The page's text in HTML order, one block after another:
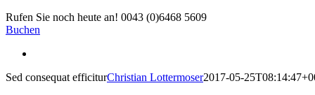
Facebook
E-
Mail
Rufen Sie noch heute an! 0043 (0)6468 5609
Buchen
Image
Sed consequat efficiturChristian Lottermoser2017-05-